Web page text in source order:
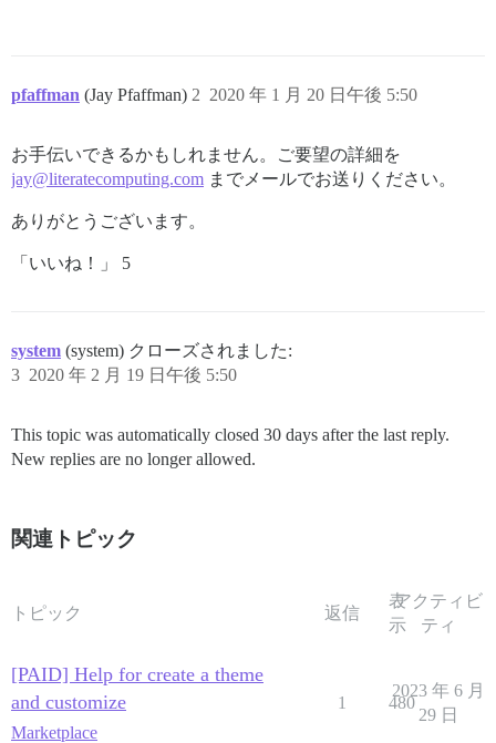
pfaffman (Jay Pfaffman) 2020 年 1 月 20 日午後 5:50
2
お手伝いできるかもしれません。ご要望の詳細を
jay@literatecomputing.com までメールでお送りください。
ありがとうございます。
「いいね！」 5
system (system) クローズされました:
2020 年 2 月 19 日午後 5:50
3
This topic was automatically closed 30 days after the last reply.
New replies are no longer allowed.
関連トピック
トピック 返信
表
示
アクティビ
ティ
[PAID] Help for create a theme
and customize
Marketplace
1 480
2023 年 6 月
29 日